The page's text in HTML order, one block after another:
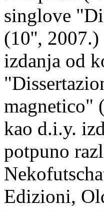
singlove
(10'',
izdanja od
magnetico"
kao d.i.y.
potpuno
Edizioni,